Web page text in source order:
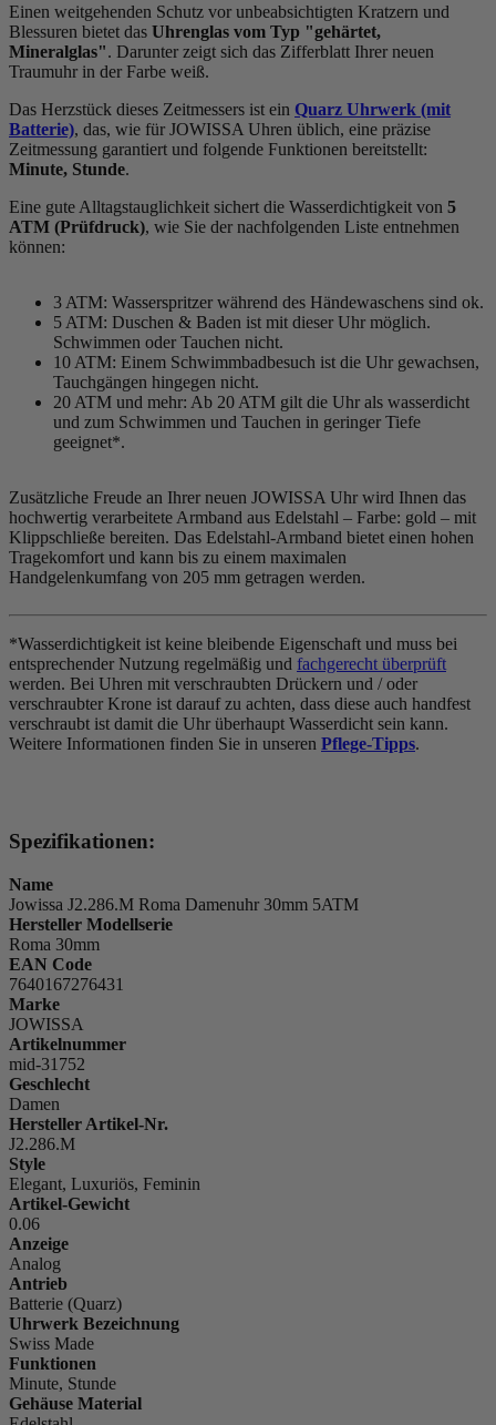
Einen weitgehenden Schutz vor unbeabsichtigten Kratzern und
Blessuren bietet das Uhrenglas vom Typ "gehärtet,
Mineralglas". Darunter zeigt sich das Zifferblatt Ihrer neuen
Traumuhr in der Farbe weiß.
Das Herzstück dieses Zeitmessers ist ein Quarz Uhrwerk (mit
Batterie), das, wie für JOWISSA Uhren üblich, eine präzise
Zeitmessung garantiert und folgende Funktionen bereitstellt:
Minute, Stunde.
Eine gute Alltagstauglichkeit sichert die Wasserdichtigkeit von 5
ATM (Prüfdruck), wie Sie der nachfolgenden Liste entnehmen
können:
3 ATM: Wasserspritzer während des Händewaschens sind ok.
5 ATM: Duschen & Baden ist mit dieser Uhr möglich.
Schwimmen oder Tauchen nicht.
10 ATM: Einem Schwimmbadbesuch ist die Uhr gewachsen,
Tauchgängen hingegen nicht.
20 ATM und mehr: Ab 20 ATM gilt die Uhr als wasserdicht
und zum Schwimmen und Tauchen in geringer Tiefe
geeignet*.
Zusätzliche Freude an Ihrer neuen JOWISSA Uhr wird Ihnen das
hochwertig verarbeitete Armband aus Edelstahl – Farbe: gold – mit
Klippschließe bereiten. Das Edelstahl-Armband bietet einen hohen
Tragekomfort und kann bis zu einem maximalen
Handgelenkumfang von 205 mm getragen werden.
*Wasserdichtigkeit ist keine bleibende Eigenschaft und muss bei
entsprechender Nutzung regelmäßig und fachgerecht überprüft
werden. Bei Uhren mit verschraubten Drückern und / oder
verschraubter Krone ist darauf zu achten, dass diese auch handfest
verschraubt ist damit die Uhr überhaupt Wasserdicht sein kann.
Weitere Informationen finden Sie in unseren Pflege-Tipps.
Spezifikationen:
Name
Jowissa J2.286.M Roma Damenuhr 30mm 5ATM
Hersteller Modellserie
Roma 30mm
EAN Code
7640167276431
Marke
JOWISSA
Artikelnummer
mid-31752
Geschlecht
Damen
Hersteller Artikel-Nr.
J2.286.M
Style
Elegant, Luxuriös, Feminin
Artikel-Gewicht
0.06
Anzeige
Analog
Antrieb
Batterie (Quarz)
Uhrwerk Bezeichnung
Swiss Made
Funktionen
Minute, Stunde
Gehäuse Material